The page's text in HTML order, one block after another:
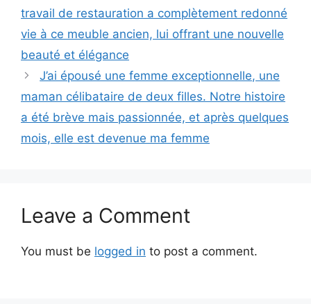
travail de restauration a complètement redonné
vie à ce meuble ancien, lui offrant une nouvelle
beauté et élégance
J’ai épousé une femme exceptionnelle, une
maman célibataire de deux filles. Notre histoire
a été brève mais passionnée, et après quelques
mois, elle est devenue ma femme
Leave a Comment
You must be logged in to post a comment.